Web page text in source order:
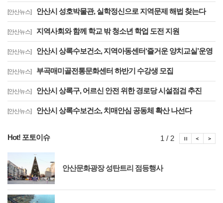
[안산뉴스] 안산시 성호박물관, 실학정신으로 지역문제 해법 찾는다
[안산뉴스] 지역사회와 함께 학교 밖 청소년 학업 도전 지원
[안산뉴스] 안산시 상록수보건소, 지역아동센터‘즐거운 양치교실’운영
[안산뉴스] 부곡매미골전통문화센터 하반기 수강생 모집
[안산뉴스] 안산시 상록구, 어르신 안전 위한 경로당 시설점검 추진
[안산뉴스] 안산시 상록수보건소, 치매안심 공동체 확산 나선다
Hot! 포토이슈
안산문화광장 성탄트리 점등행사
1 / 2 포
포토이